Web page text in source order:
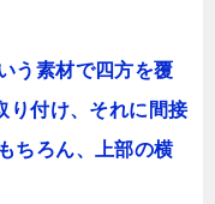
う素材で四方を覆
り付け、それに間接
ちろん、上部の横